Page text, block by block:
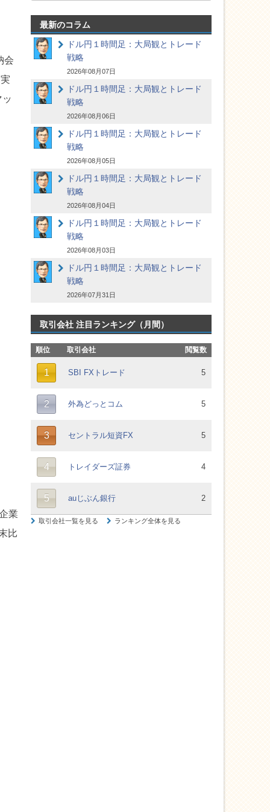
会
業
比
最新のコラム
ドル円１時間足：大局観とトレード
戦略
2026年08月07日
ドル円１時間足：大局観とトレード
戦略
2026年08月06日
ドル円１時間足：大局観とトレード
戦略
2026年08月05日
ドル円１時間足：大局観とトレード
戦略
2026年08月04日
ドル円１時間足：大局観とトレード
戦略
2026年08月03日
ドル円１時間足：大局観とトレード
戦略
2026年07月31日
取引会社 注目ランキング（月間）